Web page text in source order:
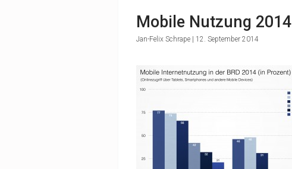
Mobile Nutzung 2014
Jan-Felix Schrape | 12. September 2014